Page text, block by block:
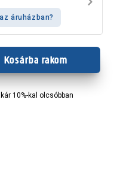
áruházban?
Kosárba rakom
10%-kal olcsóbban